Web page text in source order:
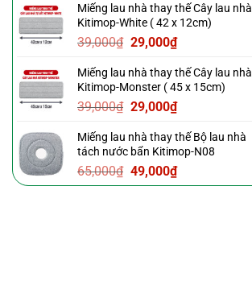
là:
39,000₫.
tại
là:
29,000₫.
Miếng lau nhà thay thế Cây lau nhà
Kitimop-White ( 42 x 12cm)
39,000₫ Giá
là:
39,000₫.
29,000₫Giá
tại
là:
29,000₫.
Miếng lau nhà thay thế Cây lau nhà
Kitimop-Monster ( 45 x 15cm)
39,000₫ Giá
là:
39,000₫.
29,000₫Giá
tại
là:
29,000₫.
Miếng lau nhà thay thế Bộ lau nhà
tách nước bẩn Kitimop-N08
65,000₫ Giá
gốc
49,000₫Giá
hiện